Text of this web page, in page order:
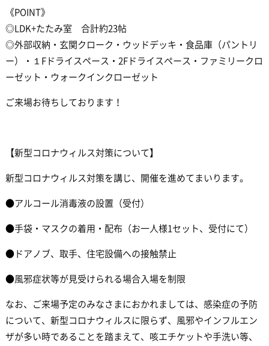
《POINT》
◎LDK+たたみ室 合計約23帖
◎外部収納・玄関クローク・ウッドデッキ・食品庫（パントリ
ー）・１Fドライスペース・2Fドライスペース・ファミリークロ
ーゼット・ウォークインクローゼット
ご来場お待ちしております！
【新型コロナウィルス対策について】
新型コロナウィルス対策を講じ、開催を進めてまいります。
●アルコール消毒液の設置（受付）
●手袋・マスクの着用・配布（お一人様1セット、受付にて）
●ドアノブ、取手、住宅設備への接触禁止
●風邪症状等が見受けられる場合入場を制限
なお、ご来場予定のみなさまにおかれましては、感染症の予防
について、新型コロナウィルスに限らず、風邪やインフルエン
ザが多い時であることを踏まえて、咳エチケットや手洗い等、